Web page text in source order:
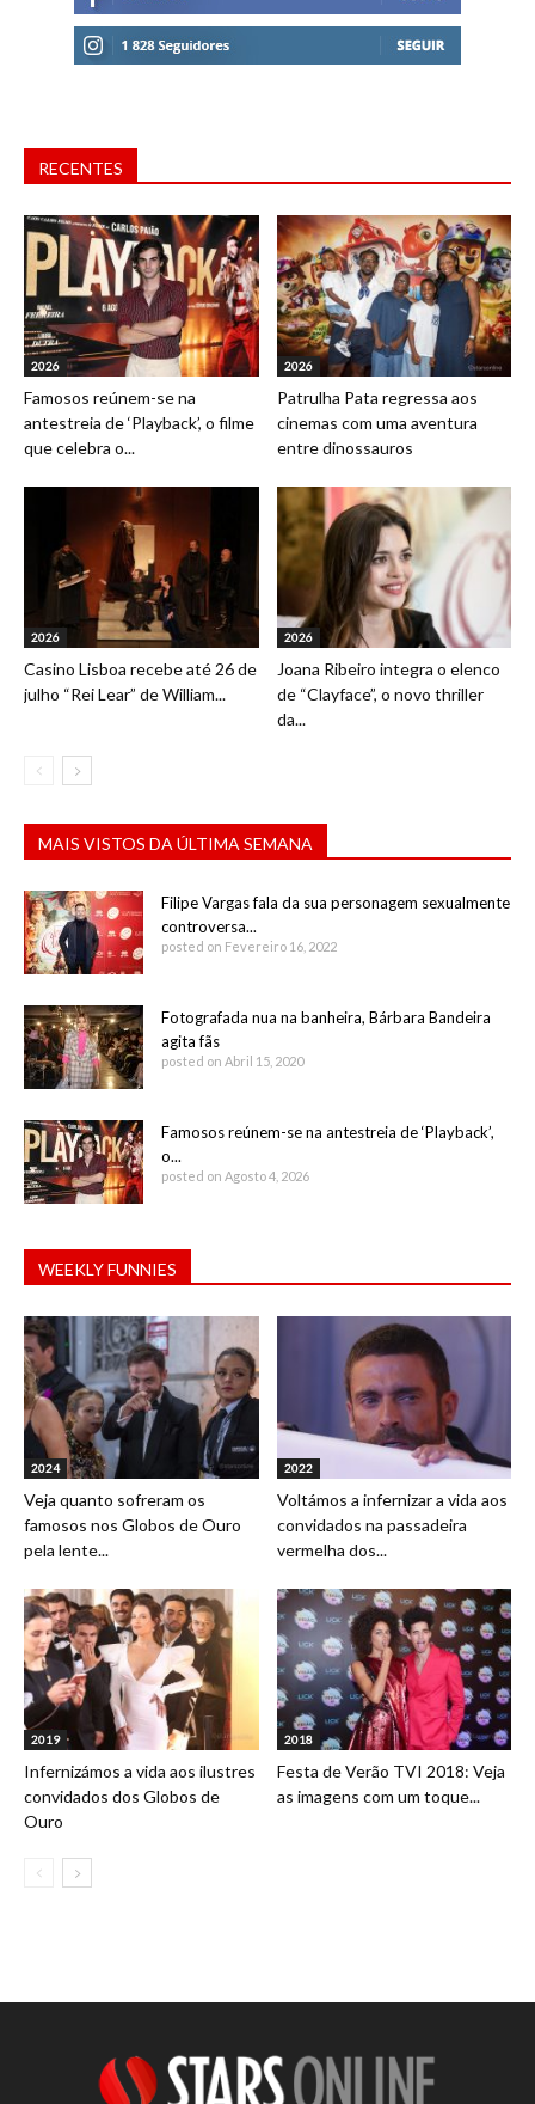
RECENTES
2026
Famosos reúnem-se na
antestreia de ‘Playback’, o filme
que celebra o...
2026
Patrulha Pata regressa aos
cinemas com uma aventura
entre dinossauros
2026
Casino Lisboa recebe até 26 de
julho “Rei Lear” de William...
2026
Joana Ribeiro integra o elenco
de “Clayface”, o novo thriller
da...
MAIS VISTOS DA ÚLTIMA SEMANA
Filipe Vargas fala da sua personagem sexualmente
controversa...
posted on Fevereiro 16, 2022
Fotografada nua na banheira, Bárbara Bandeira
agita fãs
posted on Abril 15, 2020
Famosos reúnem-se na antestreia de ‘Playback’,
o...
posted on Agosto 4, 2026
WEEKLY FUNNIES
2024
Veja quanto sofreram os
famosos nos Globos de Ouro
pela lente...
2022
Voltámos a infernizar a vida aos
convidados na passadeira
vermelha dos...
2019
Infernizámos a vida aos ilustres
convidados dos Globos de
Ouro
2018
Festa de Verão TVI 2018: Veja
as imagens com um toque...